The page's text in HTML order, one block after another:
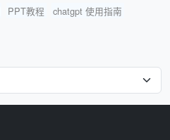
PPT教程
chatgpt 使用指南